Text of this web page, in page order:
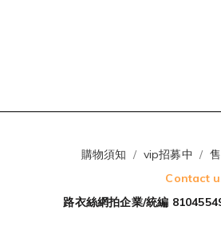
購物須知 / vip招募中 /
Contact
路衣絲網拍企業/統編